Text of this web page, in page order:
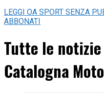
LEGGI OA SPORT SENZA
ABBONATI
Tutte le notizie
Catalogna